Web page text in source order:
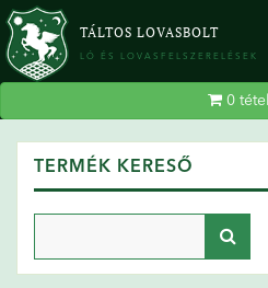
TÁLTOS LOVASBOLT
LÓ ÉS LOVASFELSZERELÉSEK
0tétel
TERMÉK KERESŐ